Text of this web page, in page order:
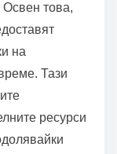
това,
на
Тази
ресурси